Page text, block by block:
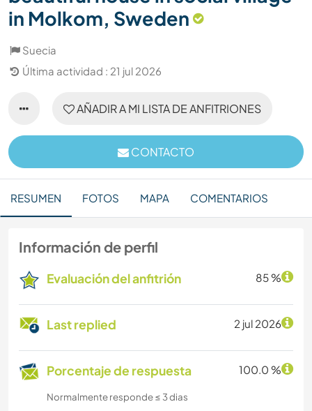
in Molkom, Sweden
Suecia
Última actividad : 21 jul 2026
AÑADIR A MI LISTA DE ANFITRIONES
CONTACTO
RESUMEN FOTOS MAPA COMENTARIOS
Información de perfil
Evaluación del anfitrión 85 %
Last replied 2 jul 2026
Porcentaje de respuesta 100.0 %
Normalmente responde ≤ 3 dias